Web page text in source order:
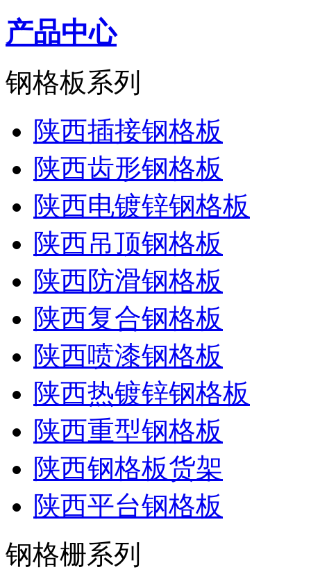
产品中心
钢格板系列
陕西插接钢格板
陕西齿形钢格板
陕西电镀锌钢格板
陕西吊顶钢格板
陕西防滑钢格板
陕西复合钢格板
陕西喷漆钢格板
陕西热镀锌钢格板
陕西重型钢格板
陕西钢格板货架
陕西平台钢格板
钢格栅系列